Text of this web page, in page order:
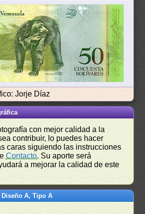
Jorje Díaz
con mejor calidad a la
contribuir, lo puedes hacer
caras siguiendo las instrucciones
Contacto. Su aporte será
a mejorar la calidad de este
A, Tipo A